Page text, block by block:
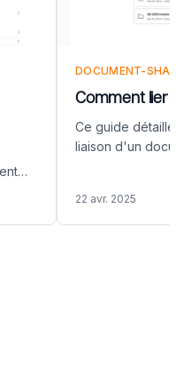
DOCUMENT-
Comment lier
Ce guide détaille
liaison d'un
votre fichier PDF
de Papermark.
22 avr. 2025